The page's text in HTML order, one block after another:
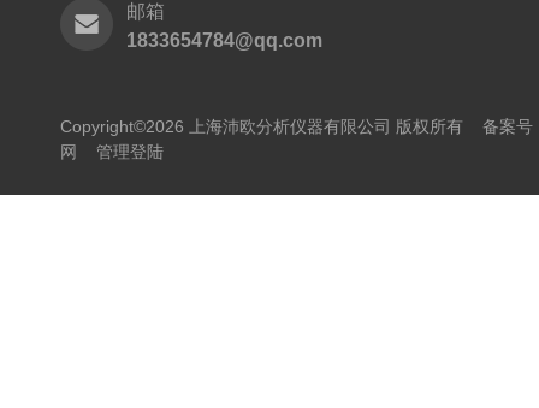
邮箱
1833654784@qq.com
Copyright©2026 上海沛欧分析仪器有限公司 版权所有 备案号
网
管理登陆